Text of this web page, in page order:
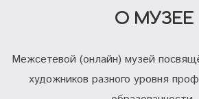
О МУЗЕЕ
Межсетевой (онлайн) музей
художников разного уровня